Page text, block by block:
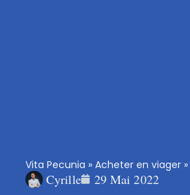
Vita Pecunia » Acheter en viager »
Cyrille 29 Mai 2022